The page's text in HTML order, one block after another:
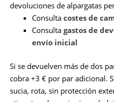
devoluciones de alpargatas
Consulta costes de
Consulta gastos de
envío inicial
Si se devuelven más de dos
cobra +3 € por par adicional.
sucia, rota, sin protección